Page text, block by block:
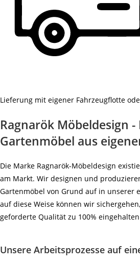
Lieferung mit eigener Fahrzeugflotte
Ragnarök Möbeldesign -
Gartenmöbel aus
Die Marke Ragnarök-Möbeldesign
am Markt. Wir designen und
Gartenmöbel von Grund auf in unserer
auf diese Weise können wir
geforderte Qualität zu 100%
Unsere Arbeitsprozesse auf